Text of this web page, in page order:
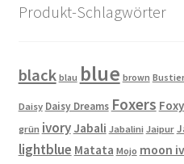
Produkt-Schlagwörter
black blau blue brown Bustier
Daisy Daisy Dreams Foxers
grün ivory Jabali Jabalini Jaipur
lightblue Matata Mojo moon